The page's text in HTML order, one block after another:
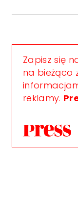
Zapisz się
na bieżąco
reklamy.